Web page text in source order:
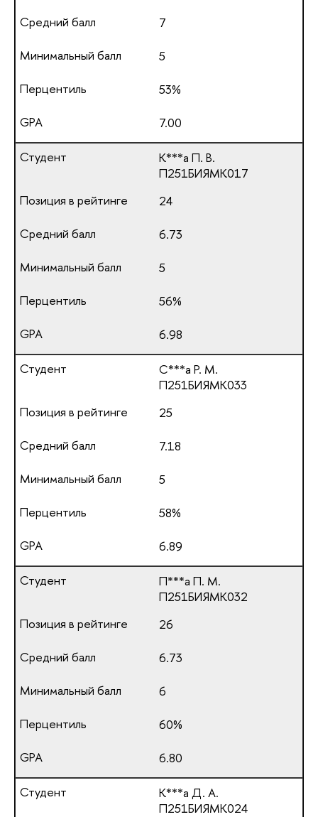
7
5
53%
7.00
К***а П. В.
П251БИЯМК017
24
6.73
5
56%
6.98
С***а Р. М.
П251БИЯМК033
25
7.18
5
58%
6.89
П***а П. М.
П251БИЯМК032
26
6.73
6
60%
6.80
К***а Д. А.
П251БИЯМК024